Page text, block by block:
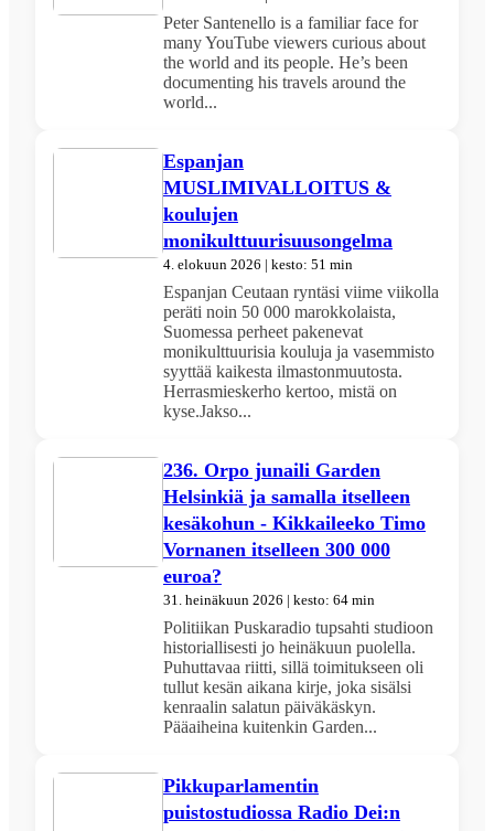
Peter Santenello is a familiar face for
many YouTube viewers curious about
the world and its people. He’s been
documenting his travels around the
world...
Espanjan
MUSLIMIVALLOITUS &
koulujen
monikulttuurisuusongelma
4. elokuun 2026 | kesto: 51 min
Espanjan Ceutaan ryntäsi viime viikolla
peräti noin 50 000 marokkolaista,
Suomessa perheet pakenevat
monikulttuurisia kouluja ja vasemmisto
syyttää kaikesta ilmastonmuutosta.
Herrasmieskerho kertoo, mistä on
kyse.Jakso...
236. Orpo junaili Garden
Helsinkiä ja samalla itselleen
kesäkohun - Kikkaileeko Timo
Vornanen itselleen 300 000
euroa?
31. heinäkuun 2026 | kesto: 64 min
Politiikan Puskaradio tupsahti studioon
historiallisesti jo heinäkuun puolella.
Puhuttavaa riitti, sillä toimitukseen oli
tullut kesän aikana kirje, joka sisälsi
kenraalin salatun päiväkäskyn.
Pääaiheina kuitenkin Garden...
Pikkuparlamentin
puistostudiossa Radio Dei:n